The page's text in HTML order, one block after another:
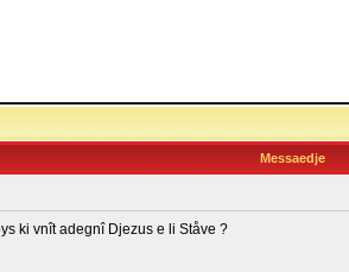
Messaedje
ki vnît adegnî Djezus e li Ståve ?